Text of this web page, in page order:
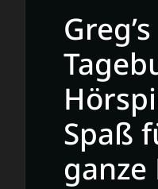
Greg’s
Spaß
ganze